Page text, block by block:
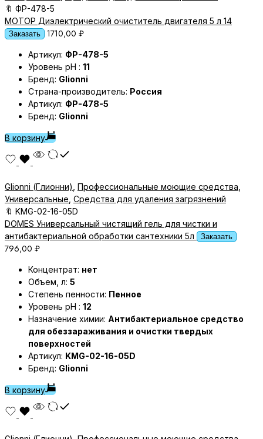
🔖 ФР-478-5
МОТОР Диэлектрический очиститель двигателя 5 л 14
Заказать 1710,00 ₽
Артикул: ФР-478-5
Уровень pH : 11
Бренд: Glionni
Страна-производитель: Россия
Артикул: ФР-478-5
Бренд: Glionni
В корзину
Glionni (Глионни) Профессиональные моющие средства
Универсальные Средства для удаления загрязнений
🔖 KMG-02-16-05D
DOMES Универсальный чистящий гель для чистки и
антибактериальной обработки сантехники 5л
Заказать
796,00 ₽
Концентрат: нет
Объем, л: 5
Степень пенности: Пенное
Уровень pH : 12
Назначение химии: Антибактериальное средство
для обеззараживания и очистки твердых
поверхностей
Артикул: KMG-02-16-05D
Бренд: Glionni
В корзину